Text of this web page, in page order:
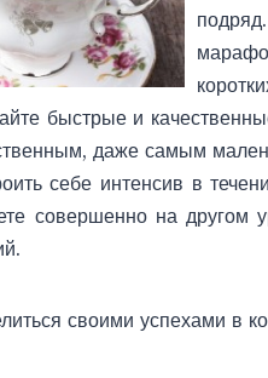
быстрые и
даже самым
себе интенсив в
совершенно на другом
своими успехами в